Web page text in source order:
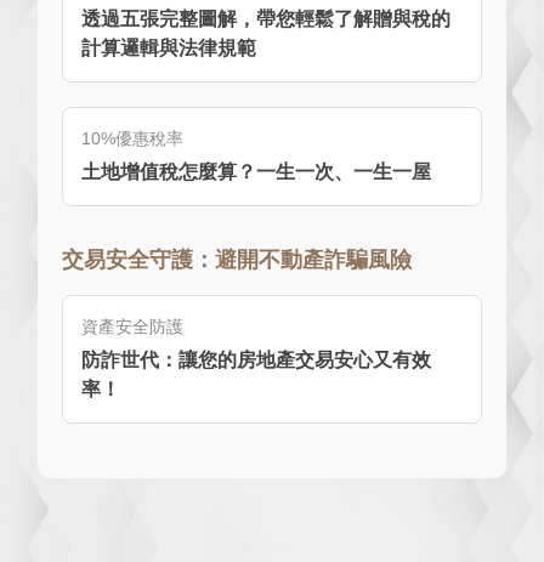
透過五張完整圖解，帶您輕鬆了解贈與稅的
計算邏輯與法律規範
10%優惠稅率
土地增值稅怎麼算？一生一次、一生一屋
交易安全守護：避開不動產詐騙風險
資產安全防護
防詐世代：讓您的房地產交易安心又有效
率！